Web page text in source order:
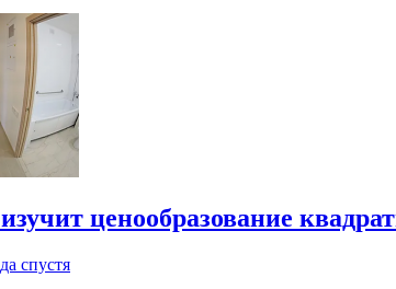
ценообразование
спустя